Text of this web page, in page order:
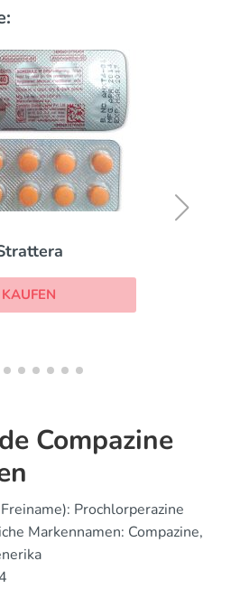
KAUFEN
Compazine
Prochlorperazine
Markennamen: Compazine,